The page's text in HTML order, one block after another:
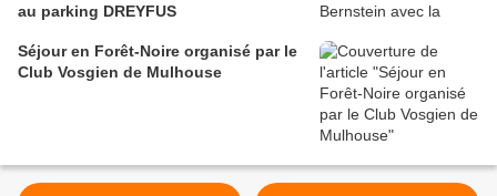
au parking DREYFUS
Séjour en Forêt-Noire organisé par le
Club Vosgien de Mulhouse